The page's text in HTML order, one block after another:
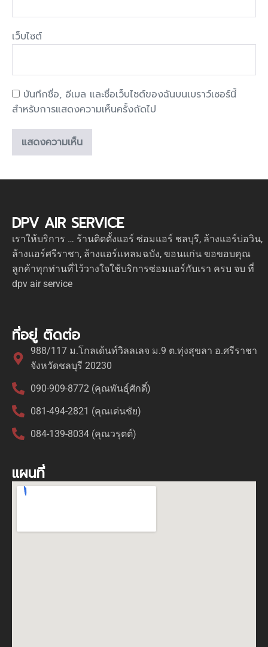
เว็บไซต์
บันทึกชื่อ, อีเมล และชื่อเว็บไซต์ของฉันบนเบราว์เซอร์นี้
สำหรับการแสดงความเห็นครั้งถัดไป
DPV AIR SERVICE
เราให้บริการ … ร้านติดตั้งแอร์ ซ่อมแอร์ ชลบุรี, ล้างแอร์บ่อวิน,
ล้างแอร์ศรีราชา, ล้างแอร์แหลมฉบัง, ขอนแก่น ขอขอบคุณ
ลูกค้าทุกท่านที่ไว้วางใจใช้บริการซ่อมแอร์กับเรา ครบ จบ ที่
dpv air service
ที่อยู่ ติดต่อ
988/117 ม.โกลเด้นท์วิลลเลจ ม.9 ต.ทุ่งสุขลา อ.ศรีราชา
จังหวัดชลบุรี 20230
090-909-8772 (คุณพันธุ์ศักดิ์)
081-494-2821 (คุณเด่นชัย)
084-139-8034 (คุณวรุตต์)
แผนที่